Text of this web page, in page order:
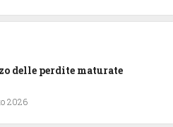
delle perdite maturate
2026